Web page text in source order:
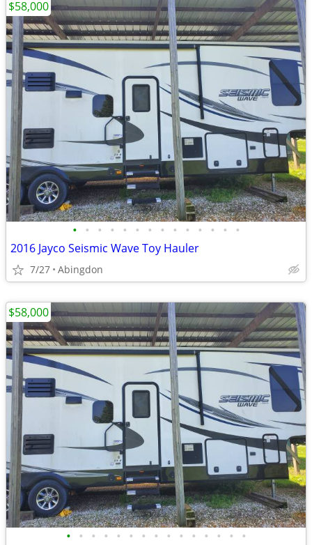
• • • • • • • • • • • • • •
2016 Jayco Seismic Wave Toy Hauler
7/27 Abingdon
$58,000
• • • • • • • • • • • • • • •
$58,000